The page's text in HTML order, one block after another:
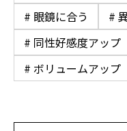
# 眼鏡に合う
#
# 同性好感度アップ
# ボリュームアップ